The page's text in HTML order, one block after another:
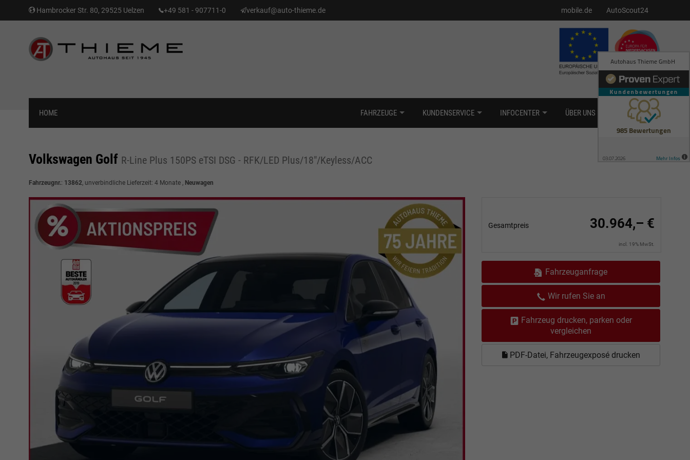
Hambrocker Str. 80, 29525 Uelzen +49 581 - 907711-0 verkauf@auto-thieme.de mobile.de AutoScout24
HOME FAHRZEUGE KUNDENSERVICE INFOCENTER ÜBER UNS KONTAKT
Volkswagen Golf R-Line Plus 150PS eTSI DSG - RFK/LED Plus/18"/Keyless/ACC
Fahrzeugnr.: 13862 , unverbindliche Lieferzeit: 4 Monate Neuwagen
Gesamtpreis 30.964,– €
incl. 19% MwSt.
Fahrzeuganfrage
Wir rufen Sie an
Fahrzeug drucken, parken oder
vergleichen
PDF-Datei, Fahrzeugexposé drucken